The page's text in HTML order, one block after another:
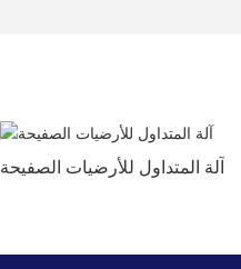
آلة المتداول للأرضيات الصفيحة